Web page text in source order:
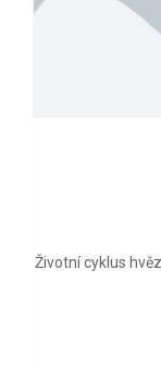
Životní cyklus